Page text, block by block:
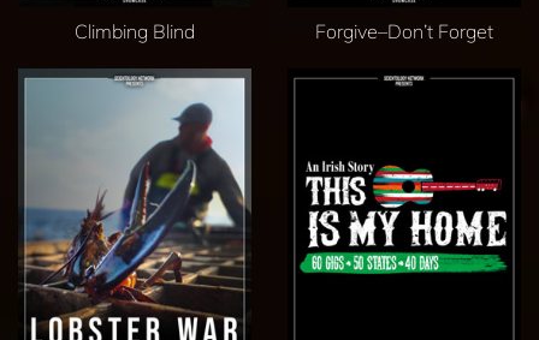
Climbing Blind Forgive–Don’t Forget